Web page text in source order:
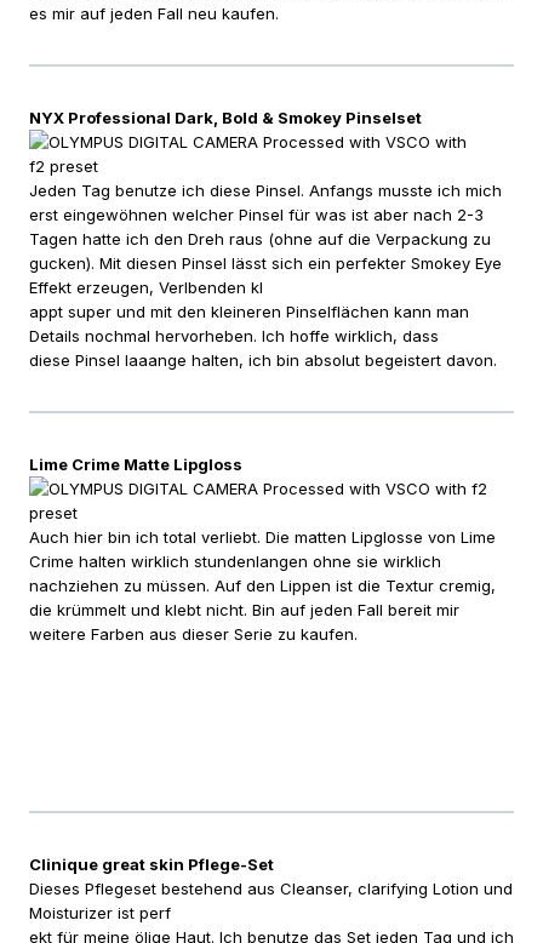
es mir auf jeden Fall neu kaufen.
NYX Professional Dark, Bold & Smokey Pinselset
Jeden Tag benutze ich diese Pinsel. Anfangs musste ich mich
erst eingewöhnen welcher Pinsel für was ist aber nach 2-3
Tagen hatte ich den Dreh raus (ohne auf die Verpackung zu
gucken). Mit diesen Pinsel lässt sich ein perfekter Smokey Eye
Effekt erzeugen, Verlbenden kl
appt super und mit den kleineren Pinselflächen kann man
Details nochmal hervorheben. Ich hoffe wirklich, dass
diese Pinsel laaange halten, ich bin absolut begeistert davon.
Lime Crime Matte Lipgloss
Auch hier bin ich total verliebt. Die matten Lipglosse von Lime
Crime halten wirklich stundenlangen ohne sie wirklich
nachziehen zu müssen. Auf den Lippen ist die Textur cremig,
die krümmelt und klebt nicht. Bin auf jeden Fall bereit mir
weitere Farben aus dieser Serie zu kaufen.
Clinique great skin Pflege-Set
Dieses Pflegeset bestehend aus Cleanser, clarifying Lotion und
Moisturizer ist perf
ekt für meine ölige Haut. Ich benutze das Set jeden Tag und ich